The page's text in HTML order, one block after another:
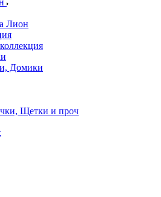
Лион
Домики
Щетки и проч